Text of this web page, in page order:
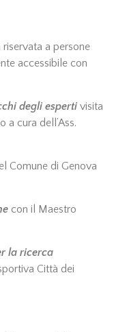
a persone
accessibile con
degli esperti visita
a cura dell’Ass.
Comune di Genova
con il Maestro
la ricerca
Città dei